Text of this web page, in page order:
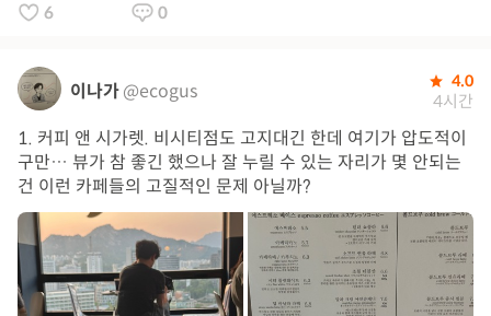
6 0
이나가@ecogus 4.0
4시간
1. 커피 앤 시가렛. 비시티점도 고지대긴 한데 여기가 압도적이
구만… 뷰가 참 좋긴 했으나 잘 누릴 수 있는 자리가 몇 안되는
건 이런 카페들의 고질적인 문제 아닐까?